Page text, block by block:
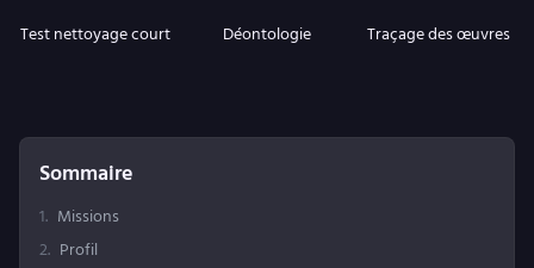
Test nettoyage court Déontologie Traçage des œuvres
Sommaire
1. Missions
2. Profil